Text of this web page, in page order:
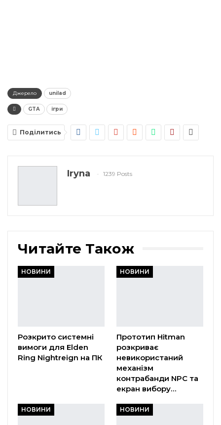
Джерело unilad
GTA ігри
Поділитись
Iryna 1239 Posts
Читайте Також
НОВИНИ
Розкрито системні
вимоги для Elden
Ring Nightreign на ПК
НОВИНИ
Прототип Hitman
розкриває
невикористаний
механізм
контрабанди NPC та
екран вибору…
НОВИНИ НОВИНИ